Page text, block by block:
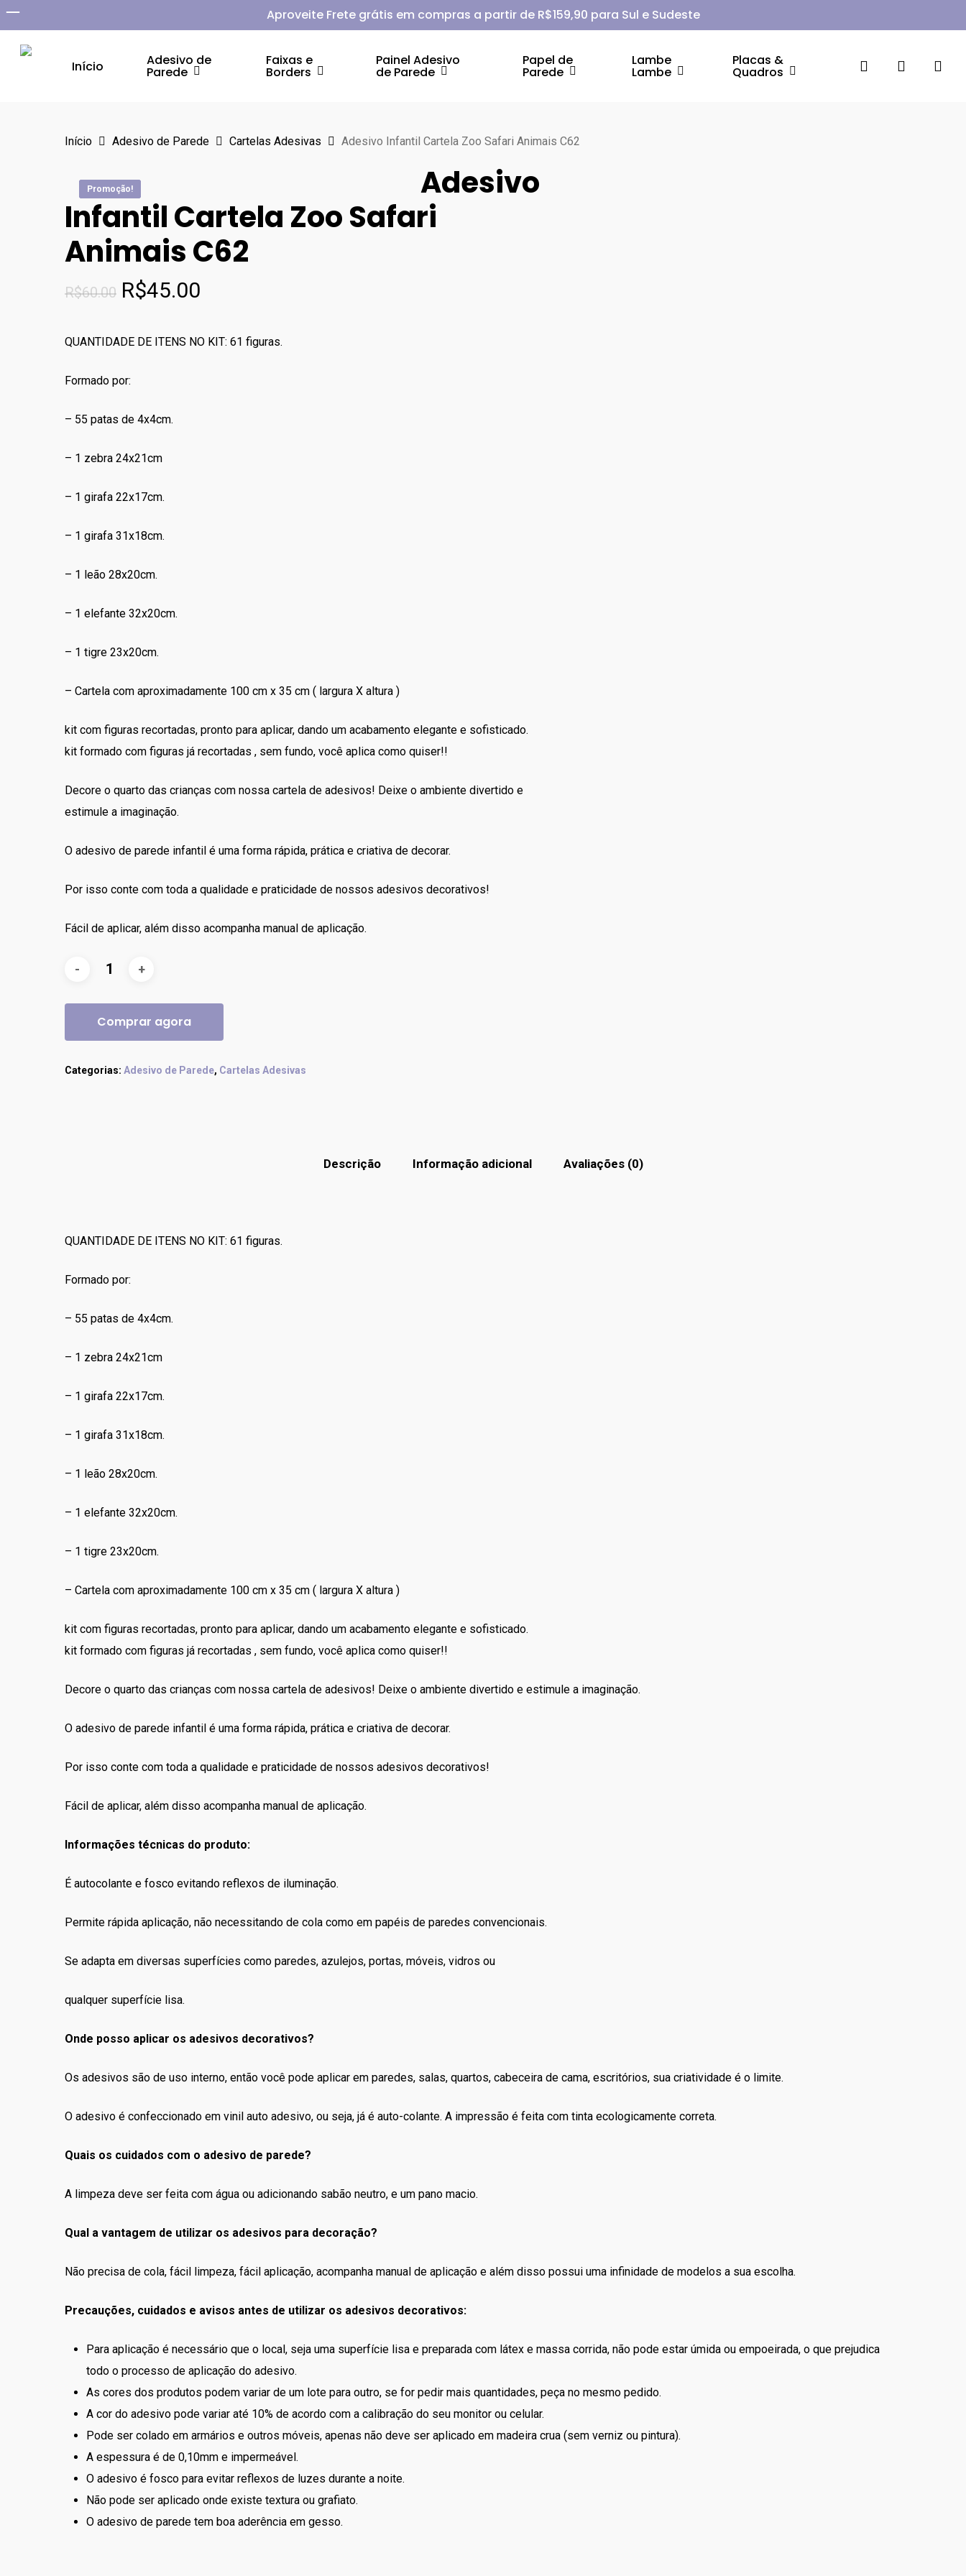
Skip
to
main
Aproveite Frete grátis em compras a partir de R$159,90 para Sul e Sudeste
Início Adesivo de
Parede
Faixas e
Borders
Painel Adesivo
de Parede
Papel de
Parede
Lambe
Lambe
Placas &
Quadros search account
Início Adesivo de Parede Cartelas Adesivas Adesivo Infantil Cartela Zoo Safari Animais C62
Adesivo
Infantil Cartela Zoo Safari
Animais C62
R$60.00 O
original
era:
R$60.00.
R$45.00
atual
é:
QUANTIDADE DE ITENS NO KIT: 61 figuras.
Formado por:
– 55 patas de 4x4cm.
– 1 zebra 24x21cm
– 1 girafa 22x17cm.
– 1 girafa 31x18cm.
– 1 leão 28x20cm.
– 1 elefante 32x20cm.
– 1 tigre 23x20cm.
– Cartela com aproximadamente 100 cm x 35 cm ( largura X altura )
kit com figuras recortadas, pronto para aplicar, dando um acabamento elegante e sofisticado.
kit formado com figuras já recortadas , sem fundo, você aplica como quiser!!
Decore o quarto das crianças com nossa cartela de adesivos! Deixe o ambiente divertido e
estimule a imaginação.
O adesivo de parede infantil é uma forma rápida, prática e criativa de decorar.
Por isso conte com toda a qualidade e praticidade de nossos adesivos decorativos!
Fácil de aplicar, além disso acompanha manual de aplicação.
Comprar agora
Categorias: Adesivo de Parede, Cartelas Adesivas
Descrição Informação adicional Avaliações (0)
QUANTIDADE DE ITENS NO KIT: 61 figuras.
Formado por:
– 55 patas de 4x4cm.
– 1 zebra 24x21cm
– 1 girafa 22x17cm.
– 1 girafa 31x18cm.
– 1 leão 28x20cm.
– 1 elefante 32x20cm.
– 1 tigre 23x20cm.
– Cartela com aproximadamente 100 cm x 35 cm ( largura X altura )
kit com figuras recortadas, pronto para aplicar, dando um acabamento elegante e sofisticado.
kit formado com figuras já recortadas , sem fundo, você aplica como quiser!!
Decore o quarto das crianças com nossa cartela de adesivos! Deixe o ambiente divertido e estimule a imaginação.
O adesivo de parede infantil é uma forma rápida, prática e criativa de decorar.
Por isso conte com toda a qualidade e praticidade de nossos adesivos decorativos!
Fácil de aplicar, além disso acompanha manual de aplicação.
Informações técnicas do produto:
É autocolante e fosco evitando reflexos de iluminação.
Permite rápida aplicação, não necessitando de cola como em papéis de paredes convencionais.
Se adapta em diversas superfícies como paredes, azulejos, portas, móveis, vidros ou
qualquer superfície lisa.
Onde posso aplicar os adesivos decorativos?
Os adesivos são de uso interno, então você pode aplicar em paredes, salas, quartos, cabeceira de cama, escritórios, sua criatividade é o limite.
O adesivo é confeccionado em vinil auto adesivo, ou seja, já é auto-colante. A impressão é feita com tinta ecologicamente correta.
Quais os cuidados com o adesivo de parede?
A limpeza deve ser feita com água ou adicionando sabão neutro, e um pano macio.
Qual a vantagem de utilizar os adesivos para decoração?
Não precisa de cola, fácil limpeza, fácil aplicação, acompanha manual de aplicação e além disso possui uma infinidade de modelos a sua escolha.
Precauções, cuidados e avisos antes de utilizar os adesivos decorativos:
Para aplicação é necessário que o local, seja uma superfície lisa e preparada com látex e massa corrida, não pode estar úmida ou empoeirada, o que prejudica
todo o processo de aplicação do adesivo.
As cores dos produtos podem variar de um lote para outro, se for pedir mais quantidades, peça no mesmo pedido.
A cor do adesivo pode variar até 10% de acordo com a calibração do seu monitor ou celular.
Pode ser colado em armários e outros móveis, apenas não deve ser aplicado em madeira crua (sem verniz ou pintura).
A espessura é de 0,10mm e impermeável.
O adesivo é fosco para evitar reflexos de luzes durante a noite.
Não pode ser aplicado onde existe textura ou grafiato.
O adesivo de parede tem boa aderência em gesso.
Promoção!
Promoção!
Promoção!
Promoção!